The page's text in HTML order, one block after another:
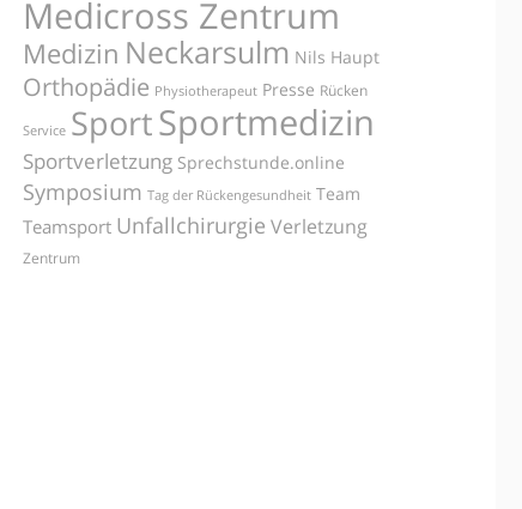
Medicross Zentrum
Medizin Neckarsulm Nils Haupt
Orthopädie Physiotherapeut Presse Rücken
Service SportSportmedizin
Sportverletzung Sprechstunde.online
Symposium Tag der Rückengesundheit Team
Teamsport Unfallchirurgie Verletzung
Zentrum